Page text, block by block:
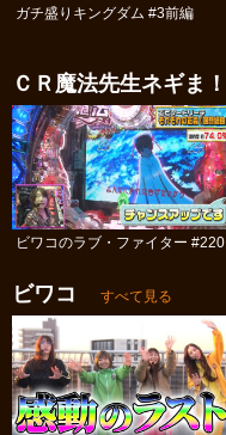
ガチ盛りキングダム #3前編
ＣＲ魔法先生ネギま！
ビワコのラブ・ファイター #220
ビワコ すべて見る